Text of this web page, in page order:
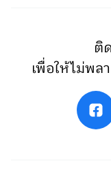
ติ
เพื่อให้ไม่พ